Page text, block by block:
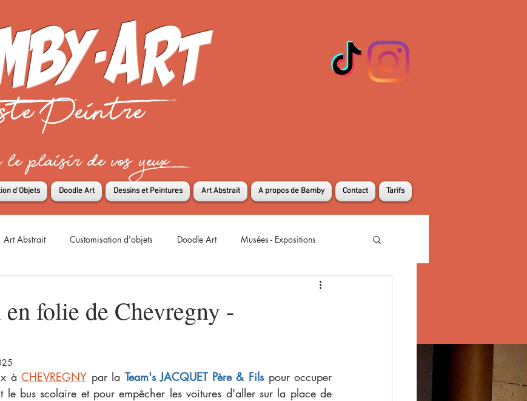
art
Peintre
plaisir de vos yeux
d'Objets Doodle Art Dessins et Peintures Art Abstrait A propos de Bamby Contact Tarifs
Art Abstrait Customisation d'objets Doodle Art Musées - Expositions
folie de Chevregny -
à CHEVREGNY par la Team's JACQUET Père & Fils pour occuper
le bus scolaire et pour empêcher les voitures d'aller sur la place de